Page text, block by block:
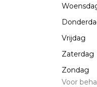
Vrijdag
Zaterdag
Zondag
Voor